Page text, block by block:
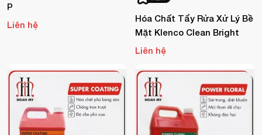
P
Liên hệ
Hóa Chất Tẩy Rửa Xử Lý Bề
Mặt Klenco Clean Bright
Liên hệ